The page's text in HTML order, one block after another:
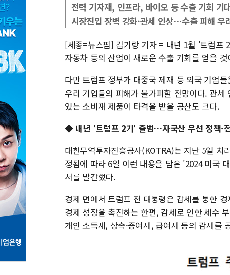
전력 기자재, 인프라, 바이오 등 수출 기회 기
시장진입 장벽 강화·관세 인상…수출 피해 우
[세종=뉴스핌] 김기랑 기자 = 내년 1월 '트럼프
자동차 등의 산업이 새로운 수출 기회를 얻을
다만 트럼프 정부가 대중국 제재 등 외국 기업
우리 기업들의 피해가 불가피할 전망이다. 관
있는 소비재 제품이 타격을 받을 공산도 크다.
◆ 내년 '트럼프 2기' 출범…자국산 우선 정책·
대한무역투자진흥공사(KOTRA)는 지난 5일 치
정됨에 따라 6일 이런 내용을 담은 '2024 미국
서를 발간했다.
경제 면에서 트럼프 전 대통령은 감세를 통한
경제 성장을 촉진하는 한편, 감세로 인한 세수
개인 소득세, 상속·증여세, 급여세 등의 감세를